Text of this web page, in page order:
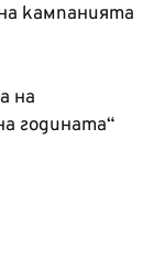
кампанията
на
годината“